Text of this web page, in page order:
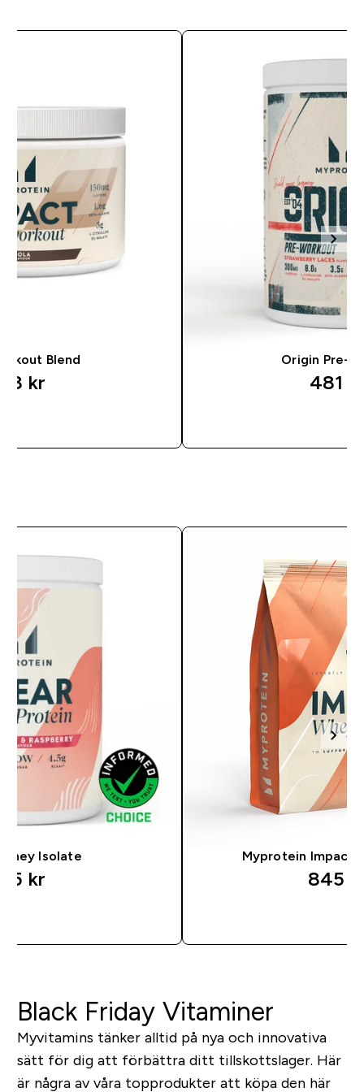
Blend
kr‎
Origin Pre-
481
Isolate
kr‎
Myprotein Impact
845
Black Friday Vitaminer
Myvitamins tänker alltid på nya och innovativa
sätt för dig att förbättra ditt tillskottslager. Här
är några av våra topprodukter att köpa den här